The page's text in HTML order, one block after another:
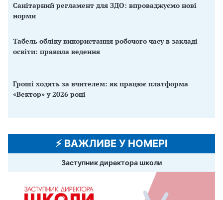
Санітарний регламент для ЗДО: впроваджуємо нові
норми
Табель обліку використання робочого часу в закладі
освіти: правила ведення
Гроші ходять за вчителем: як працює платформа
«Вектор» у 2026 році
⚡️ ВАЖЛИВЕ У НОМЕРІ
Заступник директора школи